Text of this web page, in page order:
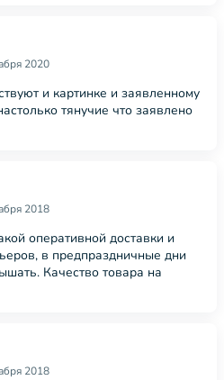
2020
и картинке и заявленному
тянучие что заявлено
2018
оперативной доставки и
в предпраздничные дни
Качество товара на
2018